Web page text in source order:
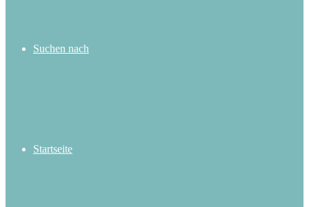
Suchen nach
Startseite